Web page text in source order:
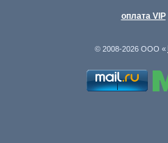
оплата VIP
© 2008-2026 ООО «